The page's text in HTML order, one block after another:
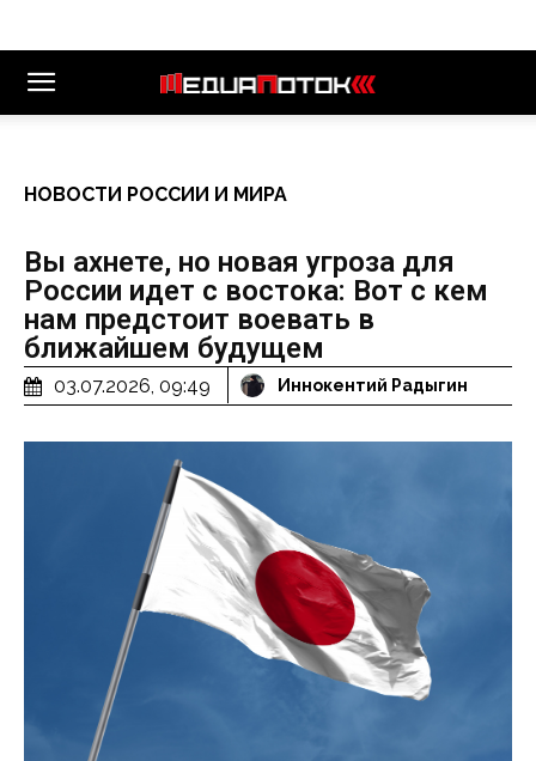
НОВОСТИ РОССИИ И МИРА
Вы ахнете, но новая угроза для
России идет с востока: Вот с кем
нам предстоит воевать в
ближайшем будущем
03.07.2026, 09:49 Иннокентий Радыгин